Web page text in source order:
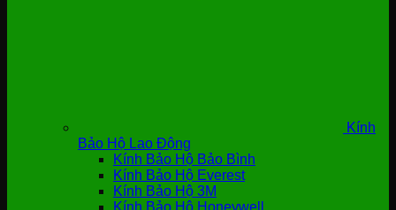
Kính
Bảo Hộ Lao Động
Kính Bảo Hộ Bảo Bình
Kính Bảo Hộ Everest
Kính Bảo Hộ 3M
Kính Bảo Hộ Honeywell